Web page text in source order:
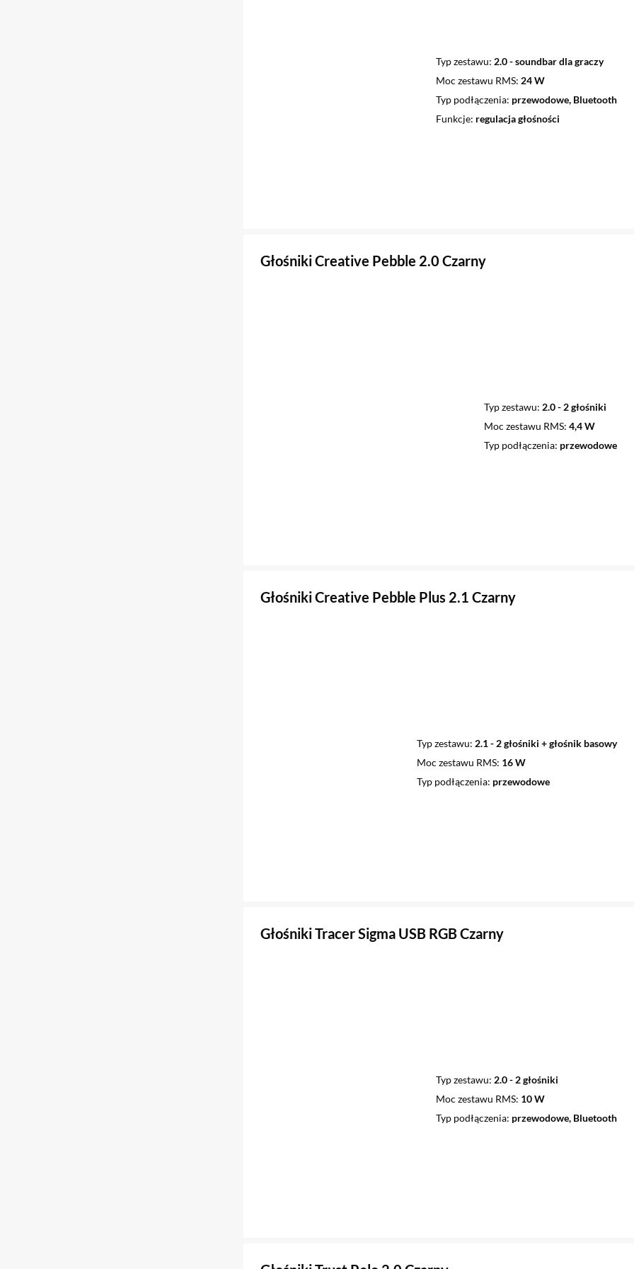
Typ zestawu 2.0 - soundbar dla graczy
Moc zestawu RMS 24 W
Typ podłączenia przewodowe, Bluetooth
Funkcje regulacja głośności
Głośniki Creative Pebble 2.0 Czarny
Typ zestawu 2.0 - 2 głośniki
Moc zestawu RMS 4,4 W
Typ podłączenia przewodowe
Głośniki Creative Pebble Plus 2.1 Czarny
Typ zestawu 2.1 - 2 głośniki + głośnik basowy
Moc zestawu RMS 16 W
Typ podłączenia przewodowe
Głośniki Tracer Sigma USB RGB Czarny
Typ zestawu 2.0 - 2 głośniki
Moc zestawu RMS 10 W
Typ podłączenia przewodowe, Bluetooth